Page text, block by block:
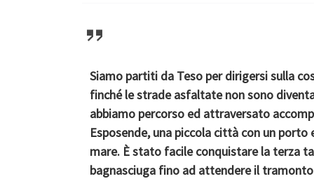
Siamo partiti da Teso per dirigersi sulla
finché le strade asfaltate non sono
abbiamo percorso ed attraversato
Esposende, una piccola città con un
mare. È stato facile conquistare la terza
bagnasciuga fino ad attendere il